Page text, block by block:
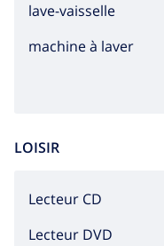
lave-vaisselle
machine à laver
LOISIR
lecteur CD
lecteur DVD